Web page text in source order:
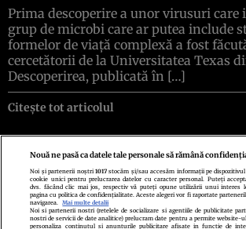
Prima descoperire a unor virusuri care
grup de microbi care ar putea include
formelor de viață complexă a fost
cercetătorii de la Universitatea Texas
Descoperirea, publicată în […]
Citește tot articolul
Politica de confidenţialitatePolitica de cookies
Echipa redacționalăContactSetări
Nouă ne pasă ca datele tale personale să rămână
Noi și partenerii noștri1017 stocăm și/sau accesăm informații pe
cookie unici pentru prelucrarea datelor cu caracter personal. Puteți
dvs. făcând clic mai jos, respectiv vă puteți opune utilizării unui interes
pagina cu politica de confidențialitate. Aceste alegeri vor fi raportate
navigarea.
Mai multe detalii
Noi si partenerii nostri (retelele de socializare si agentiile de publicitate
nostri de servicii de date analitice) prelucram date pentru a permite website-
personaliza continutul si anunturile publicitare afisate in functie de